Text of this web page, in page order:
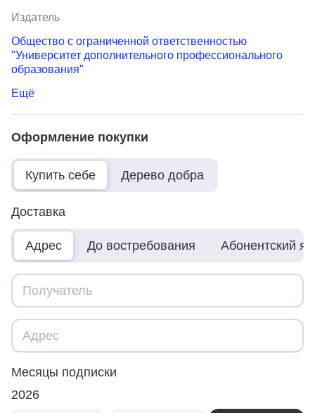
Издатель
Общество с ограниченной ответственностью
"Университет дополнительного профессионального
образования"
Ещё
Оформление покупки
Купить себе Дерево добра
Доставка
Адрес До востребования Абонентский
Месяцы подписки
2026